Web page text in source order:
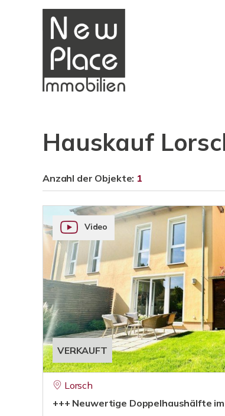
Hauskauf
Anzahl der Objekte: 1
VERKAUFT
Video
Lorsch
+++ Neuwertige Doppelhaushälfte